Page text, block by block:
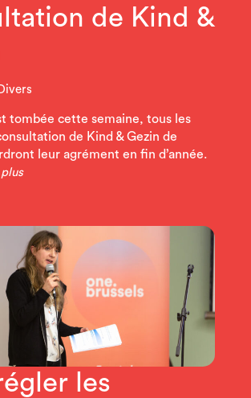
de Kind &
tombée cette semaine, tous les
de Kind & Gezin de
leur agrément en fin d’année.
les